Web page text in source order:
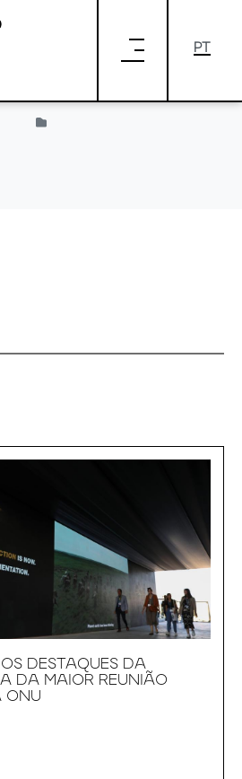
DESTAQUES DA
DA MAIOR REUNIÃO
ONU